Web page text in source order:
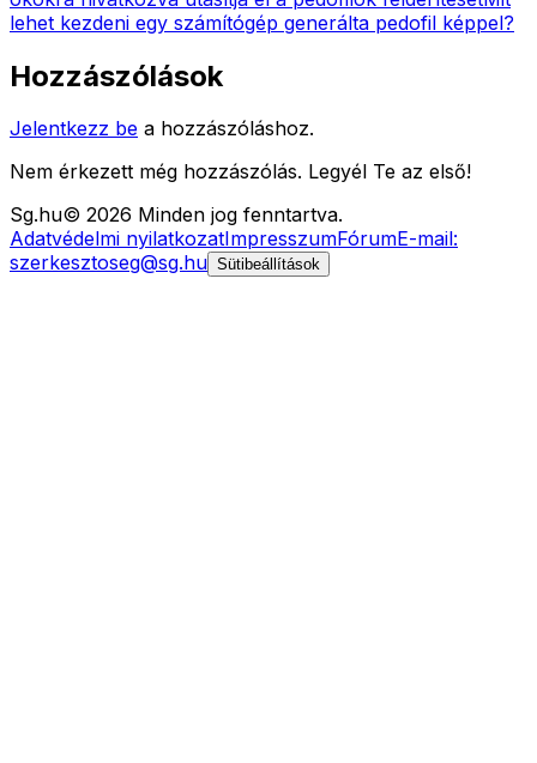
lehet kezdeni egy számítógép generálta pedofil képpel?
Hozzászólások
Jelentkezz be a hozzászóláshoz.
Nem érkezett még hozzászólás. Legyél Te az első!
Sg.hu© 2026 Minden jog fenntartva.
Adatvédelmi nyilatkozatImpresszumFórumE-mail:
szerkesztoseg@sg.hu Sütibeállítások